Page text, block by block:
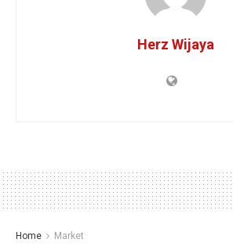
Herz Wijaya
Home Market